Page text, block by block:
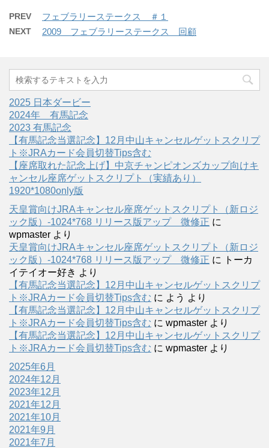
PREV フェブラリーステークス ＃１
NEXT 2009 フェブラリーステークス 回顧
2025 日本ダービー
2024年 有馬記念
2023 有馬記念
【有馬記念当選記念】12月中山キャンセルゲットスクリプ
ト※JRAカード会員切替Tips含む
【座席取れた記念上げ】中京チャンピオンズカップ向けキ
ャンセル座席ゲットスクリプト（実績あり）
1920*1080only版
天皇賞向けJRAキャンセル座席ゲットスクリプト（新ロジ
ック版）-1024*768 リリース版アップ 微修正 に
wpmaster より
天皇賞向けJRAキャンセル座席ゲットスクリプト（新ロジ
ック版）-1024*768 リリース版アップ 微修正 に
トーカ
イテイオー好き より
【有馬記念当選記念】12月中山キャンセルゲットスクリプ
ト※JRAカード会員切替Tips含む に よう より
【有馬記念当選記念】12月中山キャンセルゲットスクリプ
ト※JRAカード会員切替Tips含む に wpmaster より
【有馬記念当選記念】12月中山キャンセルゲットスクリプ
ト※JRAカード会員切替Tips含む に wpmaster より
2025年6月
2024年12月
2023年12月
2021年12月
2021年10月
2021年9月
2021年7月